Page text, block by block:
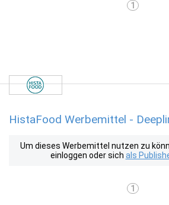
1
HistaFood Werbemittel -
Um dieses Werbemittel nutzen zu
einloggen oder sich als
1